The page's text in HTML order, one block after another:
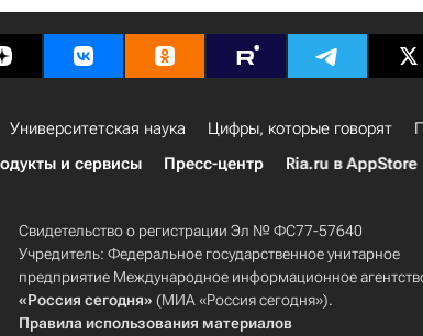
Университетская наука Цифры, которые говорят
и сервисы Пресс-центр Ria.ru в AppStore
Свидетельство о регистрации Эл № ФС77-57640
Учредитель: Федеральное государственное унитарное
предприятие Международное информационное
«Россия сегодня» (МИА «Россия сегодня»).
Правила использования материалов